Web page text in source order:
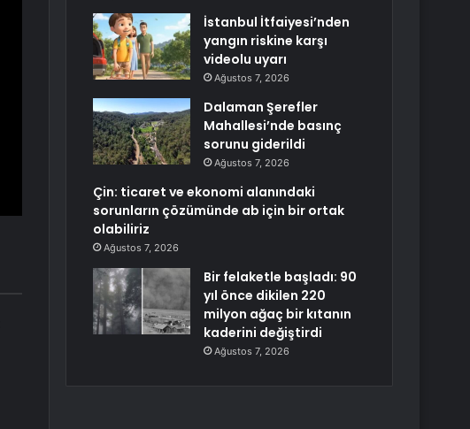
İstanbul İtfaiyesi’nden
yangın riskine karşı
videolu uyarı
Ağustos 7, 2026
Dalaman Şerefler
Mahallesi’nde basınç
sorunu giderildi
Ağustos 7, 2026
Çin: ticaret ve ekonomi alanındaki
sorunların çözümünde ab için bir ortak
olabiliriz
Ağustos 7, 2026
Bir felaketle başladı: 90
yıl önce dikilen 220
milyon ağaç bir kıtanın
kaderini değiştirdi
Ağustos 7, 2026